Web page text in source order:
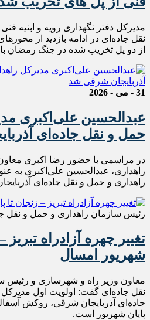
مدیرکل دفتر نگهداری رویه و ابنیه
نقل جاده‌ای در ادامه بازدید از
از دو‌ پل تخریب شده در جنگ رمضان
31 - می - 2026
عبدالحسین علی‌اکبری
حمل و نقل جاده‌ای
در مراسمی با حضور رضا اکبری
راهداری، عبدالحسین علی‌اکبری به
راهداری و حمل و نقل جاده‌ای
رئیس سازمان راهداری و حمل و نقل
تغییر چهره آزادراه تبریز
شهریور امسال
معاون وزیر راه و شهرسازی و رئیس
نقل جاده‌ای گفت: اولویت اول
جاده‌ای آذربایجان شرقی، روکش
پایان شهریور است.